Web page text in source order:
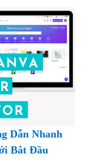
Dẫn Nhanh
Bắt Đầu